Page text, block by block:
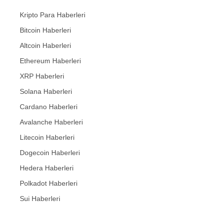
Kripto Para Haberleri
Bitcoin Haberleri
Altcoin Haberleri
Ethereum Haberleri
XRP Haberleri
Solana Haberleri
Cardano Haberleri
Avalanche Haberleri
Litecoin Haberleri
Dogecoin Haberleri
Hedera Haberleri
Polkadot Haberleri
Sui Haberleri